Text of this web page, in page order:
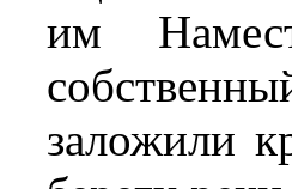
им
заложили